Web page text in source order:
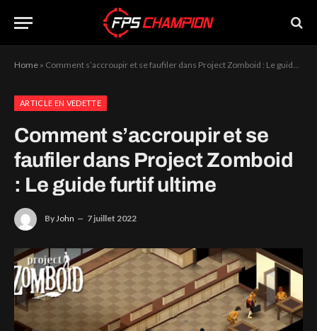
Home » Comment s’accroupir et se faufiler dans Project Zomboid : Le guide furtif ultime
ARTICLE EN VEDETTE
Comment s’accroupir et se
faufiler dans Project Zomboid
: Le guide furtif ultime
ByJohn 7 juillet 2022